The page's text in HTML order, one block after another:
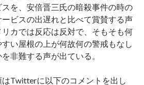
を、安倍晋三氏の暗殺事件の時の
ビスの出遅れと比べて賞賛する声
カでは反応は反対で、そもそも何
い屋根の上が何故何の警戒もなし
非難する声が出ている。
Twitterに以下のコメントを出し